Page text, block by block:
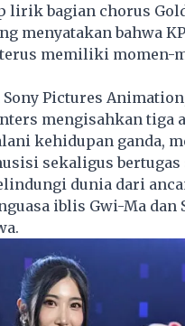
lirik bagian chorus
menyatakan bahwa
memiliki momen-
Pictures
mengisahkan tiga
kehidupan ganda,
sekaligus bertugas
dunia dari
iblis Gwi-Ma dan